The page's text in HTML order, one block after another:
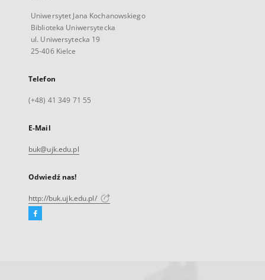
Uniwersytet Jana Kochanowskiego
Biblioteka Uniwersytecka
ul. Uniwersytecka 19
25-406 Kielce
Telefon
(+48) 41 349 71 55
E-Mail
buk@ujk.edu.pl
Odwiedź nas!
http://buk.ujk.edu.pl/
Facebook